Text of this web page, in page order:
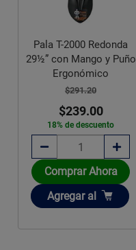
Pala T-2000 Redonda
29½” con Mango y Puño
Ergonómico
$291.20
$239.00
18% de descuento
Comprar Ahora
Añadir
Agregar al